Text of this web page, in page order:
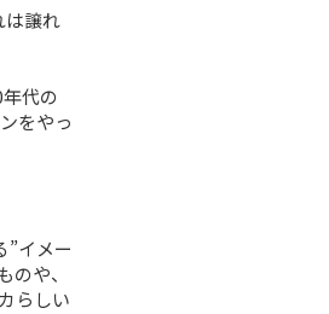
は譲れ
代の
をやっ
”イメー
や、
らしい